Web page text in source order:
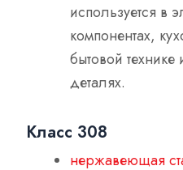
используется в
компонентах,
бытовой
деталях.
Класс 308
нержавеющая